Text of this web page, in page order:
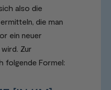
also die
die man
ein neuer
Zur
folgende Formel: